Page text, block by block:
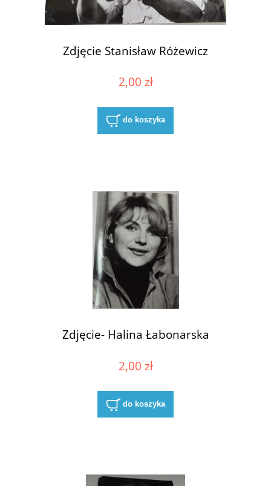
Zdjęcie Stanisław Różewicz
2,00 zł
do koszyka
Zdjęcie- Halina Łabonarska
2,00 zł
do koszyka